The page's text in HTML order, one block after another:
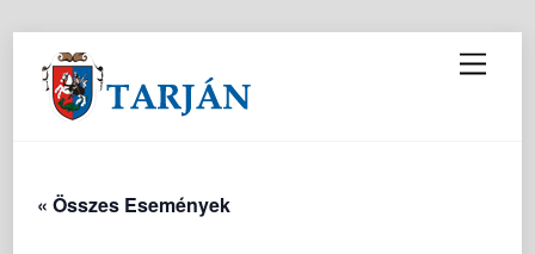
M
e
« Összes Események